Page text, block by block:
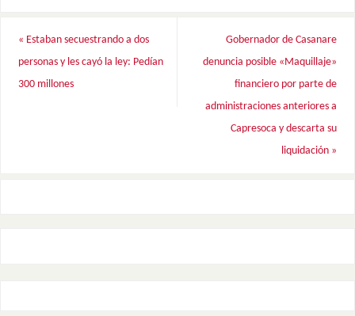
« Estaban secuestrando a dos
personas y les cayó la ley: Pedían
300 millones
Gobernador de Casanare
denuncia posible «Maquillaje»
financiero por parte de
administraciones anteriores a
Capresoca y descarta su
liquidación »